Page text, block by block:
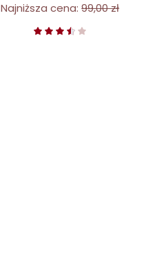
Najniższa cena: 99,00 zł